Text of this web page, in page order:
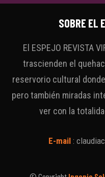
SOBRE EL
El ESPEJO REVISTA
trascienden el
reservorio cultural
pero también miradas
ver con la
E-mail :